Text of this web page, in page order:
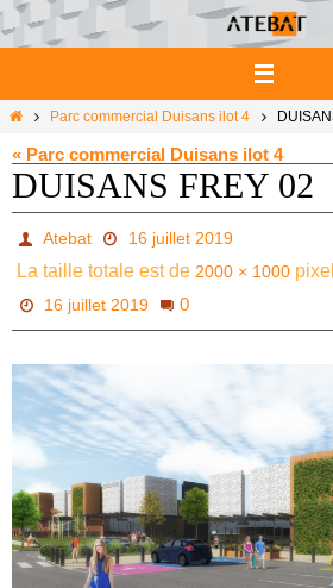
Passer
vers
le
HomeParc commercial Duisans ilot 4
« Parc commercial Duisans ilot 4
DUISANS FREY 02
Atebat 16 juillet 2019
La taille totale est de 2000 × 1000
16 juillet 2019
0